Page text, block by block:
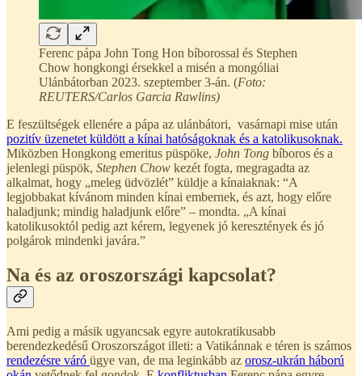
Ferenc pápa John Tong Hon bíborossal és Stephen
Chow hongkongi érsekkel a misén a mongóliai
Ulánbátorban 2023. szeptember 3-án. (Foto:
REUTERS/Carlos Garcia Rawlins)
E feszültségek ellenére a pápa az ulánbátori, vasárnapi mise után
pozitív üzenetet küldött a kínai hatóságoknak és a katolikusoknak.
Miközben Hongkong emeritus püspöke, John Tong bíboros és a
jelenlegi püspök, Stephen Chow kezét fogta, megragadta az
alkalmat, hogy „meleg üdvözlét” küldje a kínaiaknak: “A
legjobbakat kívánom minden kínai embernek, és azt, hogy előre
haladjunk; mindig haladjunk előre” – mondta. „A kínai
katolikusoktól pedig azt kérem, legyenek jó keresztények és jó
polgárok mindenki javára.”
Na és az oroszországi kapcsolat?
Ami pedig a másik ugyancsak egyre autokratikusabb
berendezkedésű Oroszországot illeti: a Vatikánnak e téren is számos
rendezésre váró ügye van, de ma leginkább az orosz-ukrán háború